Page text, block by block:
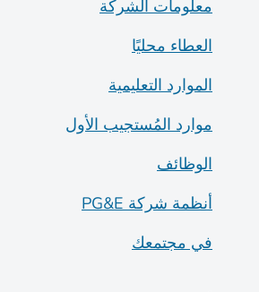
معلومات الشركة
العطاء محليًا
الموارد التعليمية
موارد المُستجيب الأول
الوظائف
أنظمة شركة PG&E
في مجتمعك